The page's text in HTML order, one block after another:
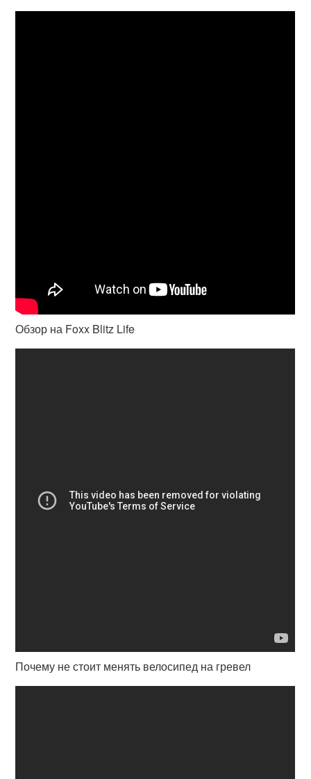
Обзор на Foxx Blitz Life
Почему не стоит менять велосипед на гревел